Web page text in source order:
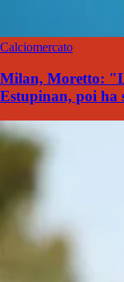
Calciomercato
Milan, Moretto:
Estupinan, poi ha